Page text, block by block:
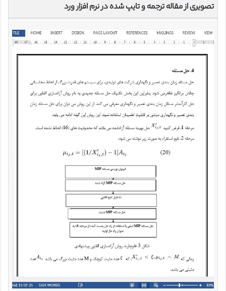
تصویری از مقاله ترجمه و تایپ شده در نرم افزار ورد